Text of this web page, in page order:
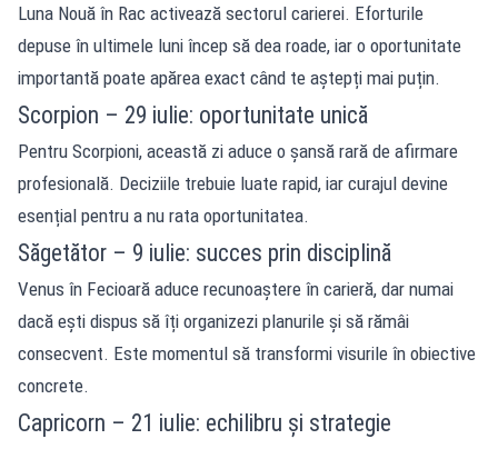
Luna Nouă în Rac activează sectorul carierei. Eforturile
depuse în ultimele luni încep să dea roade, iar o oportunitate
importantă poate apărea exact când te aștepți mai puțin.
Scorpion – 29 iulie: oportunitate unică
Pentru Scorpioni, această zi aduce o șansă rară de afirmare
profesională. Deciziile trebuie luate rapid, iar curajul devine
esențial pentru a nu rata oportunitatea.
Săgetător – 9 iulie: succes prin disciplină
Venus în Fecioară aduce recunoaștere în carieră, dar numai
dacă ești dispus să îți organizezi planurile și să rămâi
consecvent. Este momentul să transformi visurile în obiective
concrete.
Capricorn – 21 iulie: echilibru și strategie